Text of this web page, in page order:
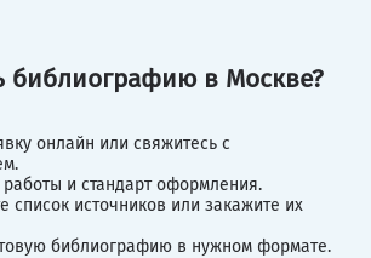
библиографию в Москве?
онлайн или свяжитесь с
и стандарт оформления.
список источников или закажите их
библиографию в нужном формате.